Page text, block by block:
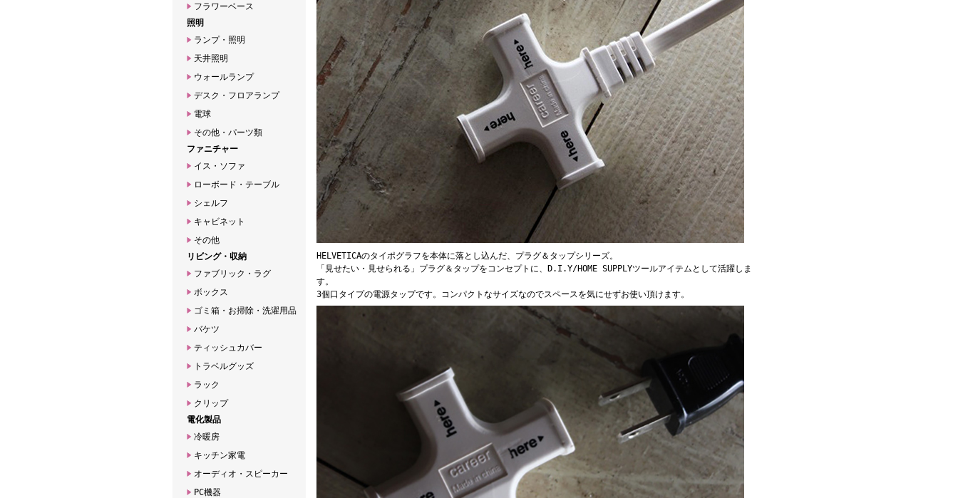
フラワーベース
照明
ランプ・照明
天井照明
ウォールランプ
デスク・フロアランプ
電球
その他・パーツ類
ファニチャー
イス・ソファ
ローボード・テーブル
シェルフ
キャビネット
その他
リビング・収納
ファブリック・ラグ
ボックス
ゴミ箱・お掃除・洗濯用品
バケツ
ティッシュカバー
トラベルグッズ
ラック
クリップ
電化製品
冷暖房
キッチン家電
オーディオ・スピーカー
PC機器
HELVETICAのタイポグラフを本体に落とし込んだ、プラグ＆タップシリーズ。
「見せたい・見せられる」プラグ＆タップをコンセプトに、D.I.Y/HOME SUPPLYツールアイテムとして活躍しま
す。
3個口タイプの電源タップです。コンパクトなサイズなのでスペースを気にせずお使い頂けます。